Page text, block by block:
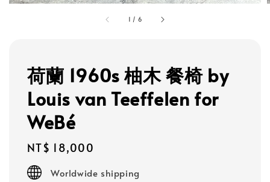
1 / 6
荷蘭 1960s 柚木 餐椅 by
Louis van Teeffelen for
WeBé
Regular
price
NT$ 18,000
Worldwide shipping